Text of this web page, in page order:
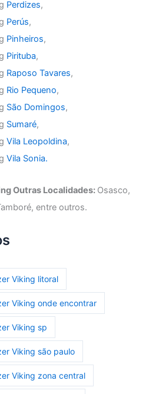
Perdizes,
Perús,
Pinheiros,
Pirituba,
Raposo Tavares,
Rio Pequeno,
São Domingos,
Sumaré,
Vila Leopoldina,
Vila Sonia.
Outras Localidades: Osasco,
entre outros.
Viking litoral
Viking onde encontrar
Viking sp
Viking são paulo
Viking zona central